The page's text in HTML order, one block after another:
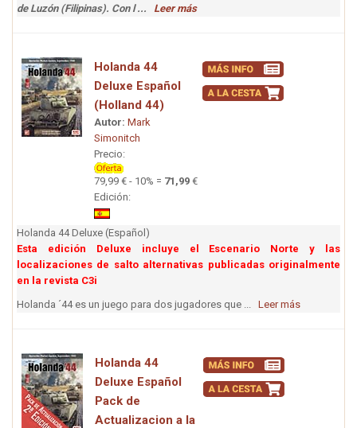
de Luzón (Filipinas). Con l ... Leer más
Holanda 44
Deluxe Español
(Holland 44)
Autor: Mark
Simonitch
Precio:
79,99 € - 10% = 71,99 €
Edición:
Holanda 44 Deluxe (Español)
Esta edición Deluxe incluye el Escenario Norte y las
localizaciones de salto alternativas publicadas originalmente
en la revista C3i
Holanda ´44 es un juego para dos jugadores que ... Leer más
Holanda 44
Deluxe Español
Pack de
Actualizacion a la